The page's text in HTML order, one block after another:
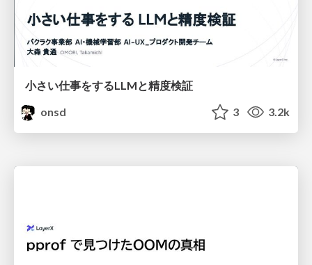
小さい仕事をするLLMと精度検証
onsd
3 3.2k